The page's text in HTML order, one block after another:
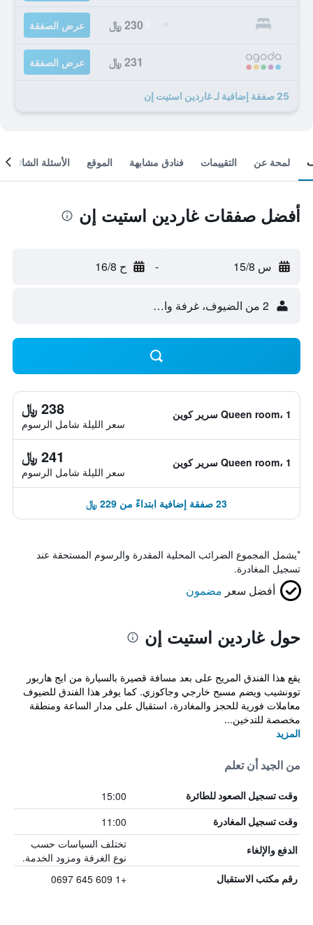
230 ﷼ عرض الصفقة
231 ﷼ عرض الصفقة
25 صفقة إضافية لـ غاردين استيت إن
لمحة عن التقييمات فنادق مشابهة الموقع الأسئلة الشائعة
أفضل صفقات غاردين استيت إن
س 15/8 - ح 16/8
2 من الضيوف، غرفة واحدة
Queen room، 1 سرير كوين 238 ﷼
سعر الليلة شامل الرسوم
Queen room، 1 سرير كوين 241 ﷼
سعر الليلة شامل الرسوم
23 صفقة إضافية ابتداءً من 229 ﷼
*يشمل المجموع الضرائب المحلية المقدرة والرسوم المستحقة عند
تسجيل المغادرة.
أفضل سعر مضمون
حول غاردين استيت إن
يقع هذا الفندق المريح على بعد مسافة قصيرة بالسيارة من ايج هاربور
توونشيب ويضم مسبح خارجي وجاكوزي. كما يوفر هذا الفندق للضيوف
معاملات فورية للحجز والمغادرة، استقبال على مدار الساعة ومنطقة
مخصصة للتدخين...
المزيد
من الجيد أن تعلم
وقت تسجيل الصعود للطائرة 15:00
وقت تسجيل المغادرة 11:00
الدفع والإلغاء
تختلف السياسات حسب
نوع الغرفة ومزود الخدمة.
رقم مكتب الاستقبال +1 609 645 0697